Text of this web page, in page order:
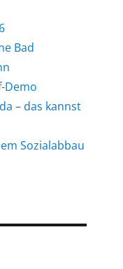
Bad
Demo
– das kannst
Sozialabbau